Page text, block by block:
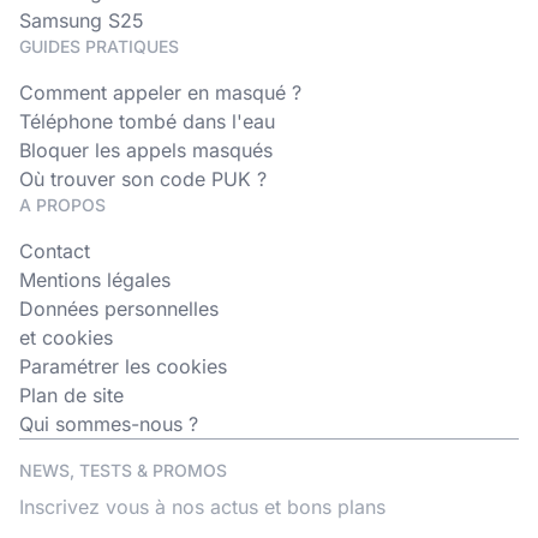
Samsung S25
GUIDES PRATIQUES
Comment appeler en masqué ?
Téléphone tombé dans l'eau
Bloquer les appels masqués
Où trouver son code PUK ?
A PROPOS
Contact
Mentions légales
Données personnelles
et cookies
Paramétrer les cookies
Plan de site
Qui sommes-nous ?
NEWS, TESTS & PROMOS
Inscrivez vous à nos actus et bons plans